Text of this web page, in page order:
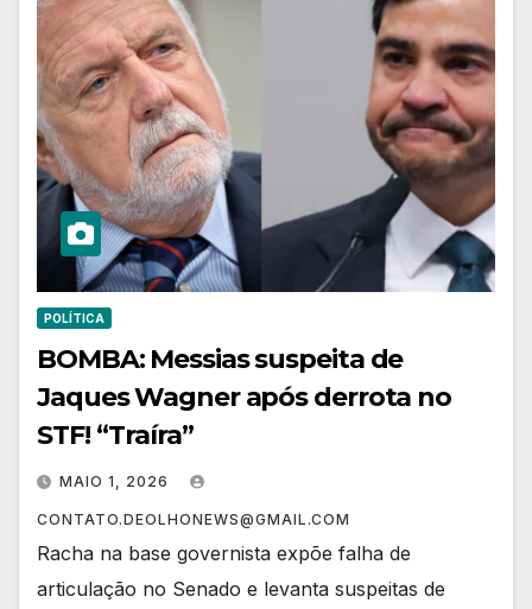
POLÍTICA
BOMBA: Messias suspeita de
Jaques Wagner após derrota no
STF! “Traíra”
MAIO 1, 2026
CONTATO.DEOLHONEWS@GMAIL.COM
Racha na base governista expõe falha de
articulação no Senado e levanta suspeitas de